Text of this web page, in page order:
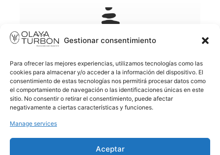
Gestionar consentimiento
Para ofrecer las mejores experiencias, utilizamos tecnologías como las
cookies para almacenar y/o acceder a la información del dispositivo. El
consentimiento de estas tecnologías nos permitirá procesar datos como
el comportamiento de navegación o las identificaciones únicas en este
sitio. No consentir o retirar el consentimiento, puede afectar
negativamente a ciertas características y funciones.
Manage services
Aceptar
Siente el respaldo de tu terapeuta
más allá de las sesiones
programadas.
La terapia sale del despacho y entra